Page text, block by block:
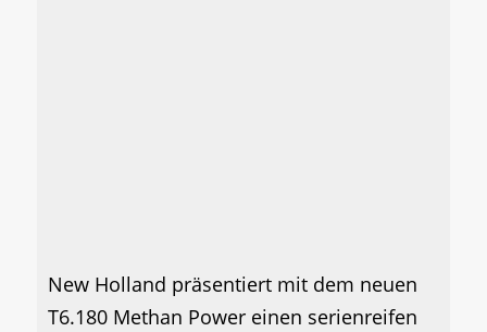
New Holland präsentiert mit dem neuen
T6.180 Methan Power einen serienreifen